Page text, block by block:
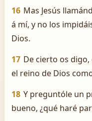
16 Mas Jesús
á mí, y no los
Dios.
17 De cierto os
el reino de Dios
18 Y preguntóle un
bueno, ¿qué haré